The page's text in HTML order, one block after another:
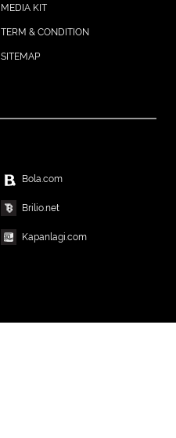
MEDIA KIT
TERM & CONDITION
SITEMAP
Bola.com
Brilio.net
Kapanlagi.com